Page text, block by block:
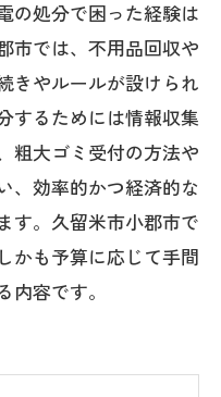
の処分で困った経験は
市では、不用品回収や
きやルールが設けられ
するためには情報収集
粗大ゴミ受付の方法や
、効率的かつ経済的な
す。久留米市小郡市で
かも予算に応じて手間
容です。